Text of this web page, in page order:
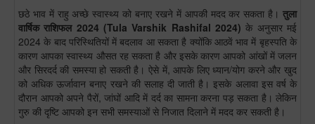
छठे भाव में राहु अच्छे स्वास्थ्य को बनाए रखने में आपकी मदद कर सकता है। तुला
वार्षिक राशिफल 2024 (Tula Varshik Rashifal 2024) के अनुसार मई
2024 के बाद परिस्थितियों में बदलाव आ सकता है क्योंकि आठवें भाव में बृहस्पति के
कारण आपका स्वास्थ्य औसत रह सकता है और इसके कारण आपको आंखों में जलन
और सिरदर्द की समस्या हो सकती है। ऐसे में, आपके लिए ध्यान/योग करने और खुद
को अधिक ऊर्जावान बनाए रखने की सलाह दी जाती है। इसके अलावा इस वर्ष के
दौरान आपको अपने पैरों, जांघों आदि में दर्द का सामना करना पड़ सकता है। लेकिन
गुरु की दृष्टि आपको इन सभी समस्याओं से निजात दिलाने में मदद कर सकती है।